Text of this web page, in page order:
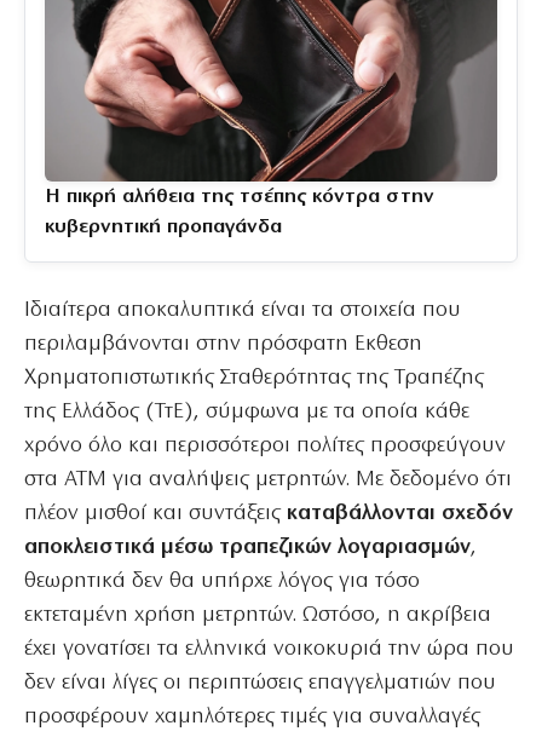
Η πικρή αλήθεια της τσέπης κόντρα στην
κυβερνητική προπαγάνδα
Ιδιαίτερα αποκαλυπτικά είναι τα στοιχεία που
περιλαμβάνονται στην πρόσφατη Εκθεση
Χρηματοπιστωτικής Σταθερότητας της Τραπέζης
της Ελλάδος (ΤτΕ), σύμφωνα με τα οποία κάθε
χρόνο όλο και περισσότεροι πολίτες προσφεύγουν
στα ΑΤΜ για αναλήψεις μετρητών. Με δεδομένο ότι
πλέον μισθοί και συντάξεις καταβάλλονται σχεδόν
αποκλειστικά μέσω τραπεζικών λογαριασμών,
θεωρητικά δεν θα υπήρχε λόγος για τόσο
εκτεταμένη χρήση μετρητών. Ωστόσο, η ακρίβεια
έχει γονατίσει τα ελληνικά νοικοκυριά την ώρα που
δεν είναι λίγες οι περιπτώσεις επαγγελματιών που
προσφέρουν χαμηλότερες τιμές για συναλλαγές